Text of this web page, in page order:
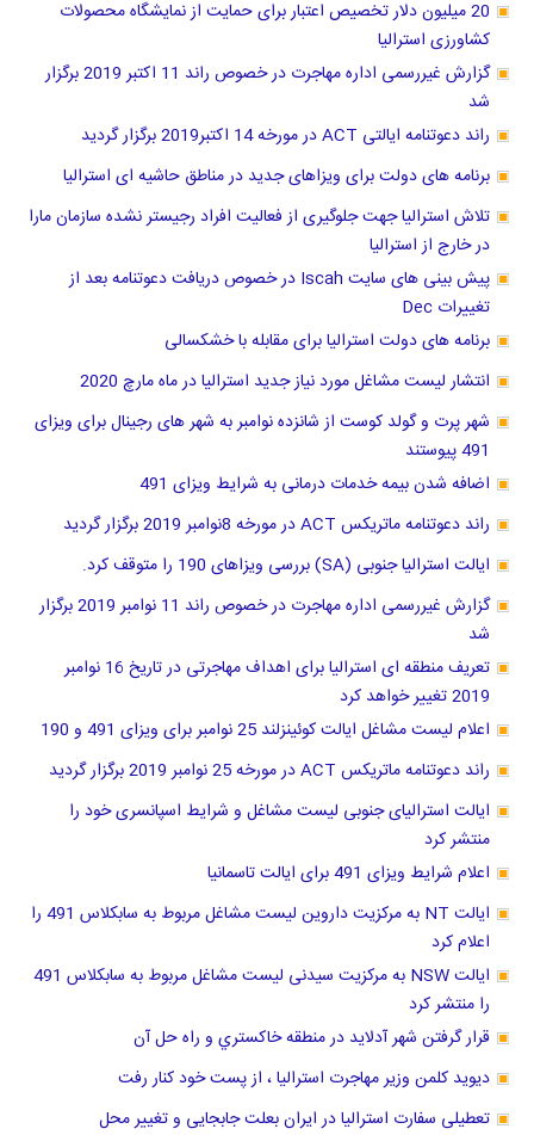
20 میلیون دلار تخصیص اعتبار برای حمایت از نمایشگاه محصولات
کشاورزی استرالیا
گزارش غیررسمی اداره مهاجرت در خصوص راند 11 اکتبر 2019 برگزار
شد
راند دعوتنامه ایالتی ACT در مورخه 14 اکتبر2019 برگزار گردید
برنامه های دولت برای ویزاهای جدید در مناطق حاشیه ای استرالیا
تلاش استرالیا جهت جلوگیری از فعالیت افراد رجیستر نشده سازمان مارا
در خارج از استرالیا
پیش بینی های سایت Iscah در خصوص دریافت دعوتنامه بعد از
تغییرات Dec
برنامه های دولت استرالیا برای مقابله با خشکسالی
انتشار لیست مشاغل مورد نیاز جدید استرالیا در ماه مارچ 2020
شهر پرت و گولد کوست از شانزده نوامبر به شهر های رجینال برای ویزای
491 پیوستند
اضافه شدن بیمه خدمات درمانی به شرایط ویزای 491
راند دعوتنامه ماتریکس ACT در مورخه 8نوامبر 2019 برگزار گردید
ایالت استرالیا جنوبی (SA) بررسی ویزاهای 190 را متوقف کرد.
گزارش غیررسمی اداره مهاجرت در خصوص راند 11 نوامبر 2019 برگزار
شد
تعریف منطقه ای استرالیا برای اهداف مهاجرتی در تاریخ 16 نوامبر
2019 تغییر خواهد کرد
اعلام لیست مشاغل ایالت کوئینزلند 25 نوامبر برای ویزای 491 و 190
راند دعوتنامه ماتریکس ACT در مورخه 25 نوامبر 2019 برگزار گردید
ایالت استرالیای جنوبی لیست مشاغل و شرایط اسپانسری خود را
منتشر کرد
اعلام شرایط ویزای 491 برای ایالت تاسمانیا
ایالت NT به مرکزیت داروین لیست مشاغل مربوط به سابکلاس 491 را
اعلام کرد
ایالت NSW به مرکزیت سیدنی لیست مشاغل مربوط به سابکلاس 491
را منتشر کرد
قرار گرفتن شهر آدلاید در منطقه خاكستري و راه حل آن
دیوید کلمن وزیر مهاجرت استرالیا ، از پست خود کنار رفت
تعطیلی سفارت استرالیا در ایران بعلت جابجایی و تغییر محل